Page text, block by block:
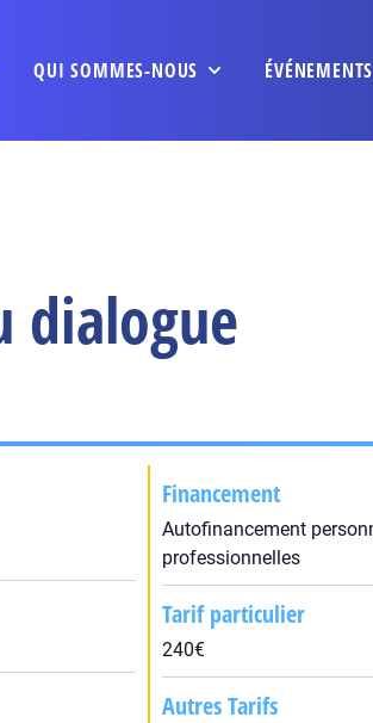
QUI SOMMES-NOUS
dialogue
Financement
Autofinancement
professionnelles
Tarif particulier
240€
Autres Tarifs